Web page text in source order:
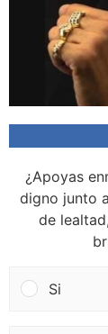
¿Apoyas
digno junto
de
Si